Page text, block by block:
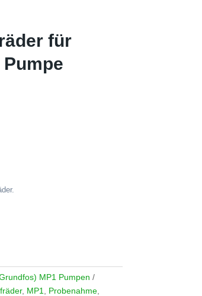
für
MP1 Pumpen
, MP1 Probenahme